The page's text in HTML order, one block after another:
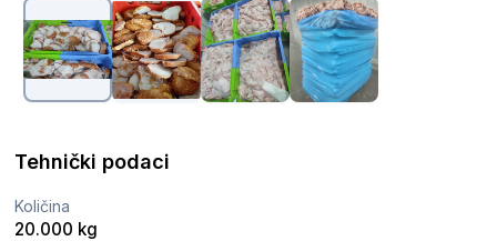
Tehnički podaci
Količina
20.000 kg